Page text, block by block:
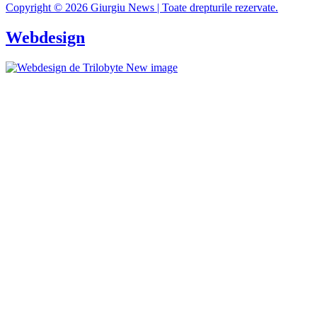
Copyright © 2026 Giurgiu News | Toate drepturile rezervate.
Webdesign